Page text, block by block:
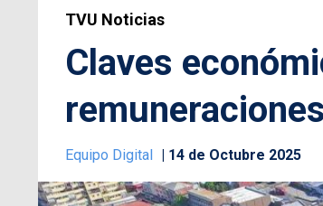
TVU Noticias
Claves
Equipo Digital 14 de Octubre 2025